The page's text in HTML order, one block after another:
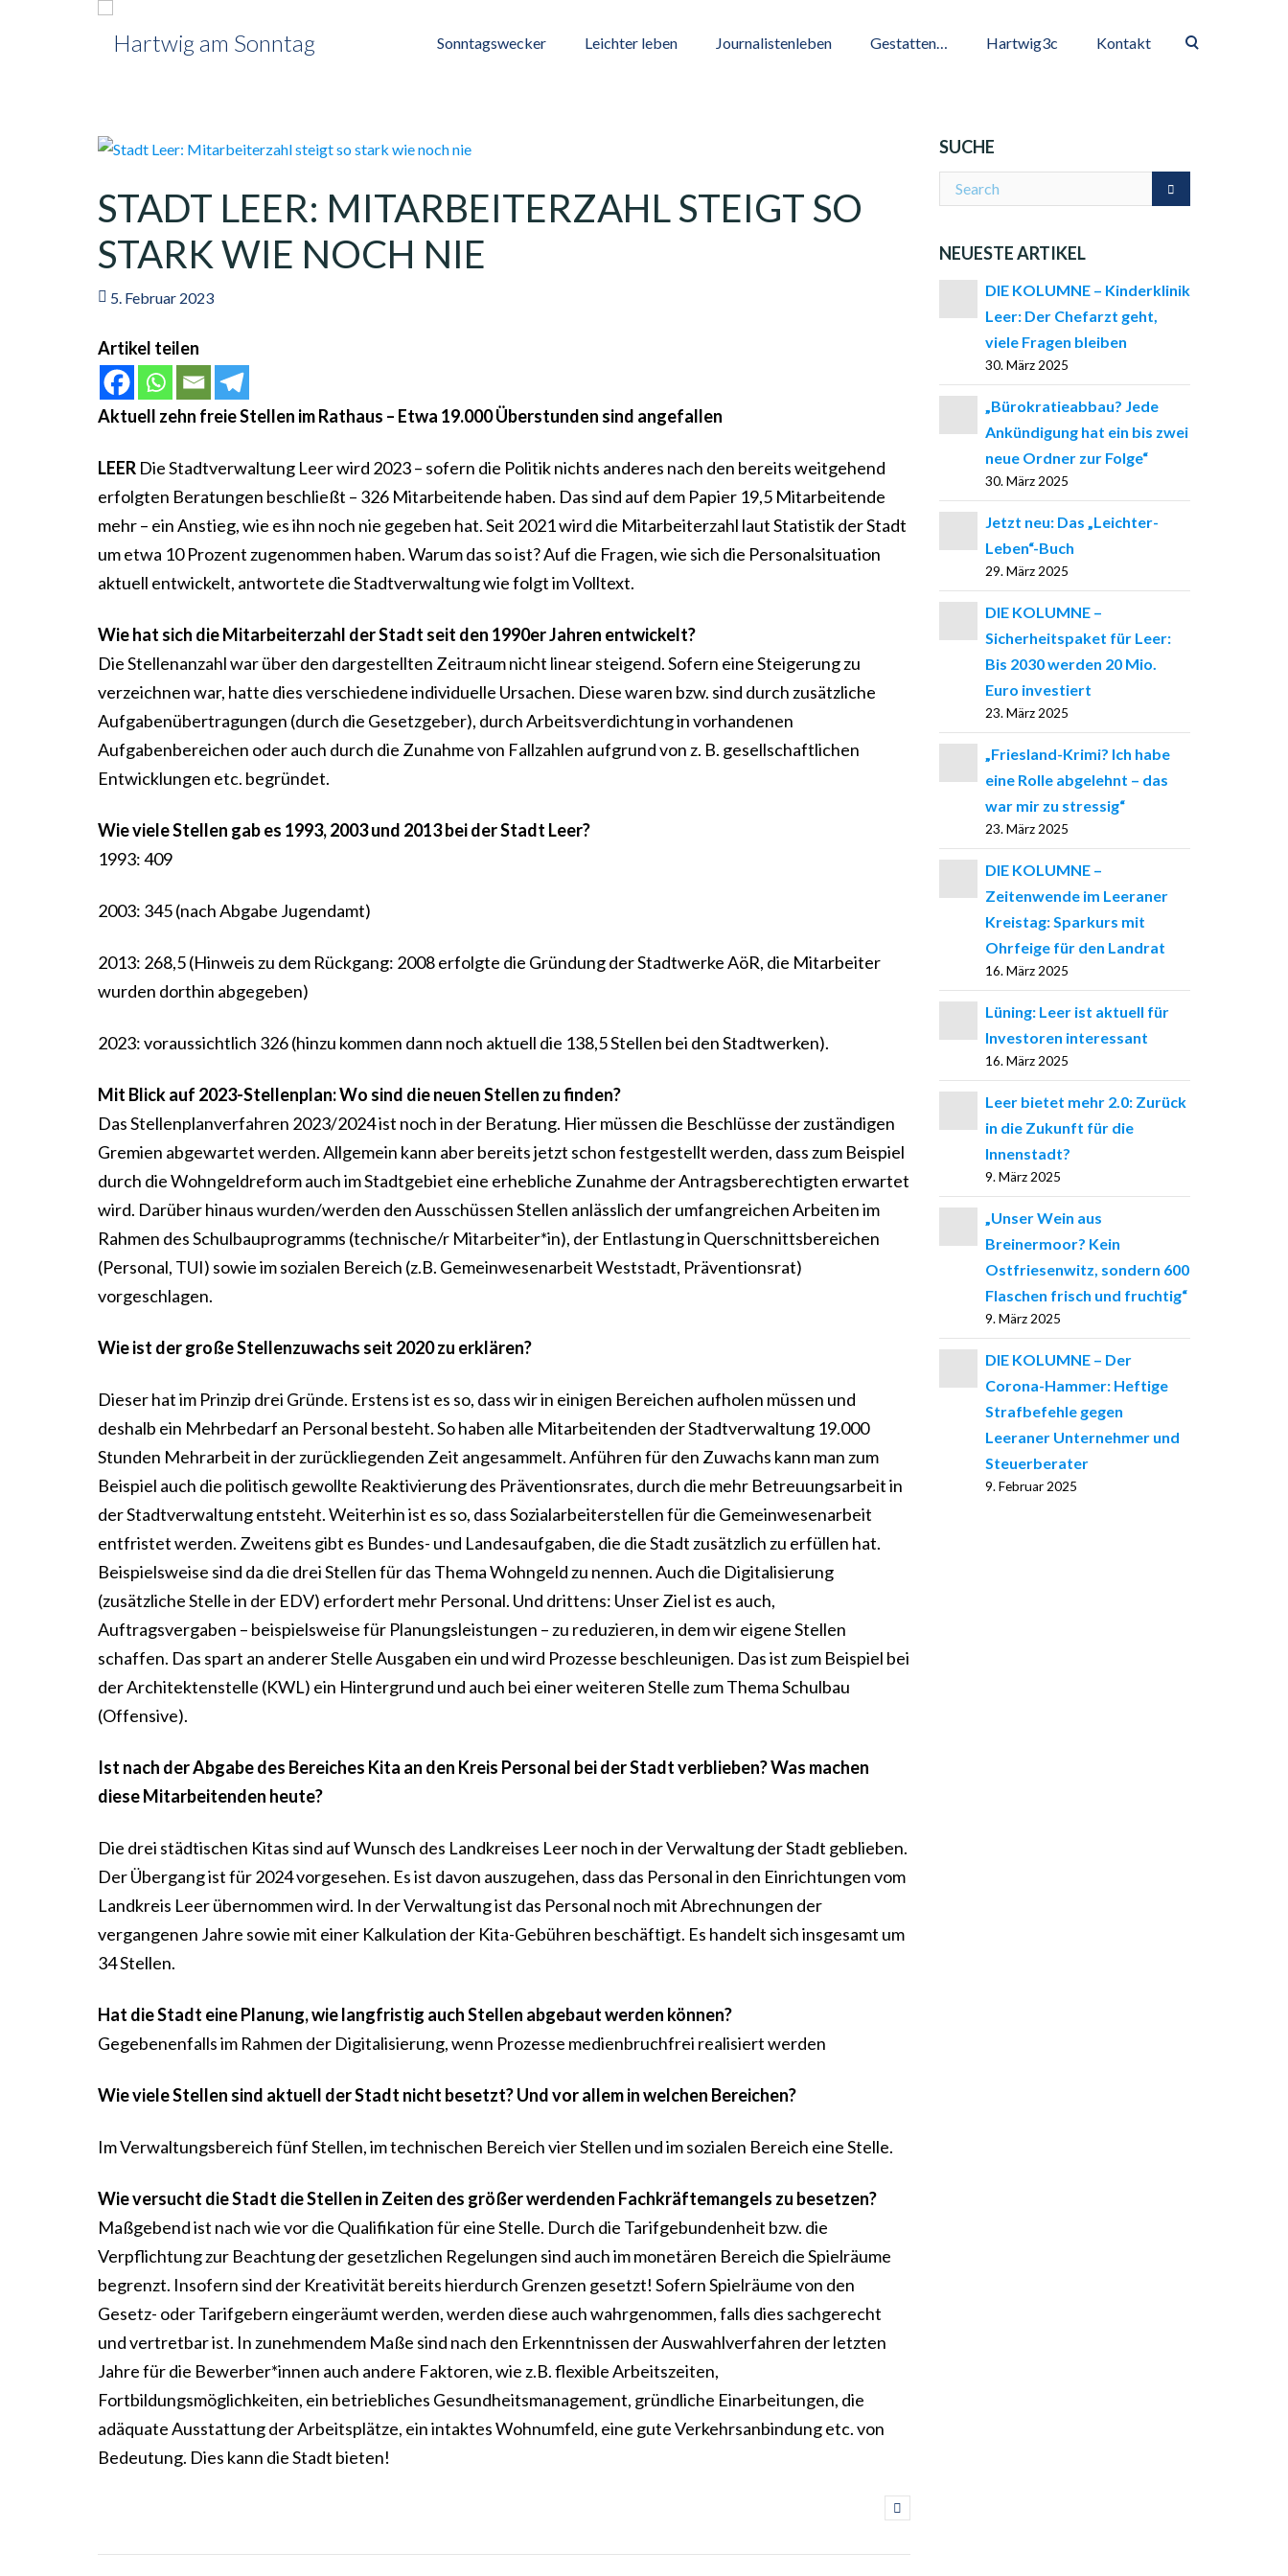
Sonntagswecker Leichter leben Journalistenleben Gestatten… Hartwig3c Kontakt
STADT LEER: MITARBEITERZAHL STEIGT SO
STARK WIE NOCH NIE
5. Februar 2023
Artikel teilen
Aktuell zehn freie Stellen im Rathaus – Etwa 19.000 Überstunden sind angefallen
LEER Die Stadtverwaltung Leer wird 2023 – sofern die Politik nichts anderes nach den bereits weitgehend
erfolgten Beratungen beschließt – 326 Mitarbeitende haben. Das sind auf dem Papier 19,5 Mitarbeitende
mehr – ein Anstieg, wie es ihn noch nie gegeben hat. Seit 2021 wird die Mitarbeiterzahl laut Statistik der Stadt
um etwa 10 Prozent zugenommen haben. Warum das so ist? Auf die Fragen, wie sich die Personalsituation
aktuell entwickelt, antwortete die Stadtverwaltung wie folgt im Volltext.
Wie hat sich die Mitarbeiterzahl der Stadt seit den 1990er Jahren entwickelt?
Die Stellenanzahl war über den dargestellten Zeitraum nicht linear steigend. Sofern eine Steigerung zu
verzeichnen war, hatte dies verschiedene individuelle Ursachen. Diese waren bzw. sind durch zusätzliche
Aufgabenübertragungen (durch die Gesetzgeber), durch Arbeitsverdichtung in vorhandenen
Aufgabenbereichen oder auch durch die Zunahme von Fallzahlen aufgrund von z. B. gesellschaftlichen
Entwicklungen etc. begründet.
Wie viele Stellen gab es 1993, 2003 und 2013 bei der Stadt Leer?
1993: 409
2003: 345 (nach Abgabe Jugendamt)
2013: 268,5 (Hinweis zu dem Rückgang: 2008 erfolgte die Gründung der Stadtwerke AöR, die Mitarbeiter
wurden dorthin abgegeben)
2023: voraussichtlich 326 (hinzu kommen dann noch aktuell die 138,5 Stellen bei den Stadtwerken).
Mit Blick auf 2023-Stellenplan: Wo sind die neuen Stellen zu finden?
Das Stellenplanverfahren 2023/2024 ist noch in der Beratung. Hier müssen die Beschlüsse der zuständigen
Gremien abgewartet werden. Allgemein kann aber bereits jetzt schon festgestellt werden, dass zum Beispiel
durch die Wohngeldreform auch im Stadtgebiet eine erhebliche Zunahme der Antragsberechtigten erwartet
wird. Darüber hinaus wurden/werden den Ausschüssen Stellen anlässlich der umfangreichen Arbeiten im
Rahmen des Schulbauprogramms (technische/r Mitarbeiter*in), der Entlastung in Querschnittsbereichen
(Personal, TUI) sowie im sozialen Bereich (z.B. Gemeinwesenarbeit Weststadt, Präventionsrat)
vorgeschlagen.
Wie ist der große Stellenzuwachs seit 2020 zu erklären?
Dieser hat im Prinzip drei Gründe. Erstens ist es so, dass wir in einigen Bereichen aufholen müssen und
deshalb ein Mehrbedarf an Personal besteht. So haben alle Mitarbeitenden der Stadtverwaltung 19.000
Stunden Mehrarbeit in der zurückliegenden Zeit angesammelt. Anführen für den Zuwachs kann man zum
Beispiel auch die politisch gewollte Reaktivierung des Präventionsrates, durch die mehr Betreuungsarbeit in
der Stadtverwaltung entsteht. Weiterhin ist es so, dass Sozialarbeiterstellen für die Gemeinwesenarbeit
entfristet werden. Zweitens gibt es Bundes- und Landesaufgaben, die die Stadt zusätzlich zu erfüllen hat.
Beispielsweise sind da die drei Stellen für das Thema Wohngeld zu nennen. Auch die Digitalisierung
(zusätzliche Stelle in der EDV) erfordert mehr Personal. Und drittens: Unser Ziel ist es auch,
Auftragsvergaben – beispielsweise für Planungsleistungen – zu reduzieren, in dem wir eigene Stellen
schaffen. Das spart an anderer Stelle Ausgaben ein und wird Prozesse beschleunigen. Das ist zum Beispiel bei
der Architektenstelle (KWL) ein Hintergrund und auch bei einer weiteren Stelle zum Thema Schulbau
(Offensive).
Ist nach der Abgabe des Bereiches Kita an den Kreis Personal bei der Stadt verblieben? Was machen
diese Mitarbeitenden heute?
Die drei städtischen Kitas sind auf Wunsch des Landkreises Leer noch in der Verwaltung der Stadt geblieben.
Der Übergang ist für 2024 vorgesehen. Es ist davon auszugehen, dass das Personal in den Einrichtungen vom
Landkreis Leer übernommen wird. In der Verwaltung ist das Personal noch mit Abrechnungen der
vergangenen Jahre sowie mit einer Kalkulation der Kita-Gebühren beschäftigt. Es handelt sich insgesamt um
34 Stellen.
Hat die Stadt eine Planung, wie langfristig auch Stellen abgebaut werden können?
Gegebenenfalls im Rahmen der Digitalisierung, wenn Prozesse medienbruchfrei realisiert werden
Wie viele Stellen sind aktuell der Stadt nicht besetzt? Und vor allem in welchen Bereichen?
Im Verwaltungsbereich fünf Stellen, im technischen Bereich vier Stellen und im sozialen Bereich eine Stelle.
Wie versucht die Stadt die Stellen in Zeiten des größer werdenden Fachkräftemangels zu besetzen?
Maßgebend ist nach wie vor die Qualifikation für eine Stelle. Durch die Tarifgebundenheit bzw. die
Verpflichtung zur Beachtung der gesetzlichen Regelungen sind auch im monetären Bereich die Spielräume
begrenzt. Insofern sind der Kreativität bereits hierdurch Grenzen gesetzt! Sofern Spielräume von den
Gesetz- oder Tarifgebern eingeräumt werden, werden diese auch wahrgenommen, falls dies sachgerecht
und vertretbar ist. In zunehmendem Maße sind nach den Erkenntnissen der Auswahlverfahren der letzten
Jahre für die Bewerber*innen auch andere Faktoren, wie z.B. flexible Arbeitszeiten,
Fortbildungsmöglichkeiten, ein betriebliches Gesundheitsmanagement, gründliche Einarbeitungen, die
adäquate Ausstattung der Arbeitsplätze, ein intaktes Wohnumfeld, eine gute Verkehrsanbindung etc. von
Bedeutung. Dies kann die Stadt bieten!
SUCHE
NEUESTE ARTIKEL
DIE KOLUMNE – Kinderklinik
Leer: Der Chefarzt geht,
viele Fragen bleiben
30. März 2025
„Bürokratieabbau? Jede
Ankündigung hat ein bis zwei
neue Ordner zur Folge“
30. März 2025
Jetzt neu: Das „Leichter-
Leben“-Buch
29. März 2025
DIE KOLUMNE –
Sicherheitspaket für Leer:
Bis 2030 werden 20 Mio.
Euro investiert
23. März 2025
„Friesland-Krimi? Ich habe
eine Rolle abgelehnt – das
war mir zu stressig“
23. März 2025
DIE KOLUMNE –
Zeitenwende im Leeraner
Kreistag: Sparkurs mit
Ohrfeige für den Landrat
16. März 2025
Lüning: Leer ist aktuell für
Investoren interessant
16. März 2025
Leer bietet mehr 2.0: Zurück
in die Zukunft für die
Innenstadt?
9. März 2025
„Unser Wein aus
Breinermoor? Kein
Ostfriesenwitz, sondern 600
Flaschen frisch und fruchtig“
9. März 2025
DIE KOLUMNE – Der
Corona-Hammer: Heftige
Strafbefehle gegen
Leeraner Unternehmer und
Steuerberater
9. Februar 2025